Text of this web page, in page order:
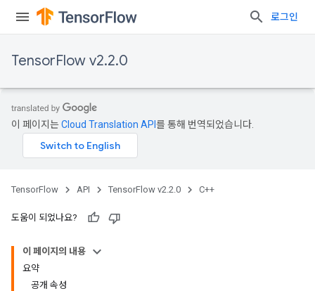
로그인
TensorFlow v2.2.0
이 페이지는Cloud Translation API 를 통해 번역되었습니다.
TensorFlow API TensorFlow v2.2.0 C++
도움이 되었나요?
이 페이지의 내용
요약
공개 속성